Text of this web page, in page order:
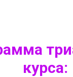
курса: